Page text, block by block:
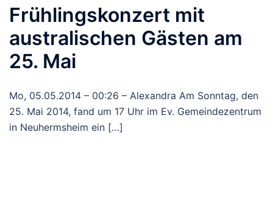
Frühlingskonzert mit
australischen Gästen am
25. Mai
Mo, 05.05.2014 – 00:26 – Alexandra Am Sonntag, den
25. Mai 2014, fand um 17 Uhr im Ev. Gemeindezentrum
in Neuhermsheim ein […]